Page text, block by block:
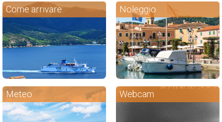
Come arrivare Noleggio
Meteo Webcam